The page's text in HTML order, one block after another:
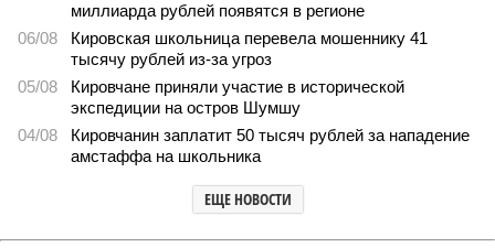
миллиарда рублей появятся в регионе
06/08
Кировская школьница перевела мошеннику 41
тысячу рублей из-за угроз
05/08
Кировчане приняли участие в исторической
экспедиции на остров Шумшу
04/08
Кировчанин заплатит 50 тысяч рублей за нападение
амстаффа на школьника
ЕЩЕ НОВОСТИ